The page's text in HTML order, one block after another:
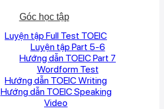
Góc học tập
Luyện tập Full Test TOEIC
Luyện tập Part 5-6
Hướng dẫn TOEIC Part 7
Wordform Test
Hướng dẫn TOEIC Writing
Hướng dẫn TOEIC Speaking
Video